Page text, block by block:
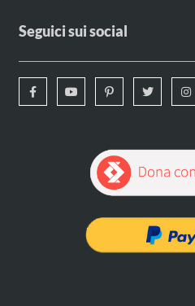
Seguici sui social